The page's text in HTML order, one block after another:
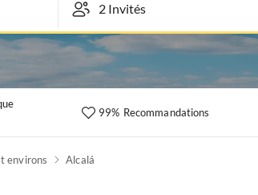
99% Recommandations
environs Alcalá